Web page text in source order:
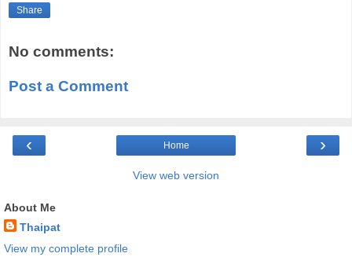
Share
No comments:
Post a Comment
‹ ›
Home
View web version
About Me
Thaipat
View my complete profile